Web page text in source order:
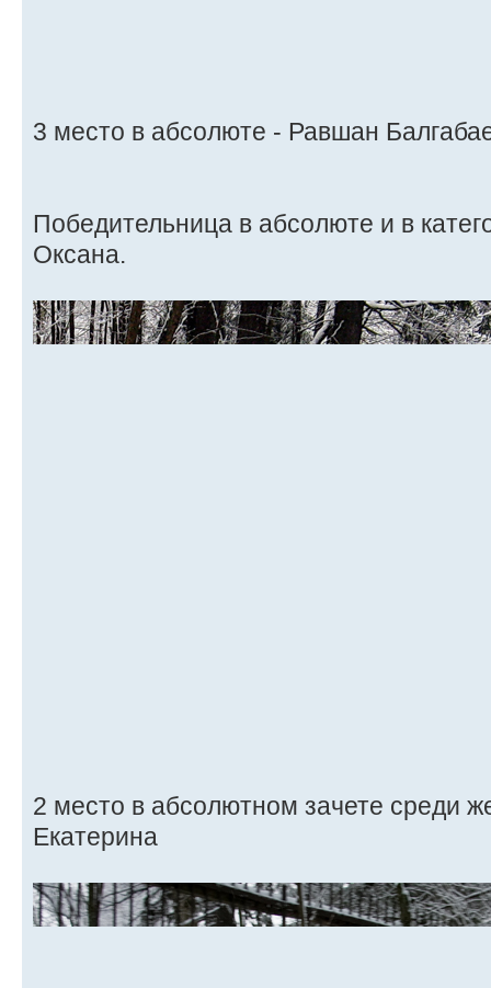
3 место в абсолюте - Равшан
Победительница в абсолюте и в
Оксана.
2 место в абсолютном зачете среди
Екатерина